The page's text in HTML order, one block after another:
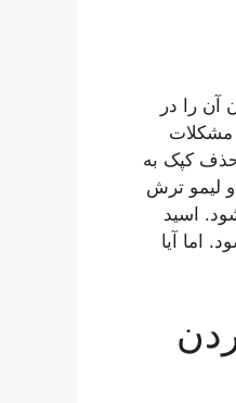
را در
مشکلات
حذف کپک به
لیمو ترش
اسید
اما آیا